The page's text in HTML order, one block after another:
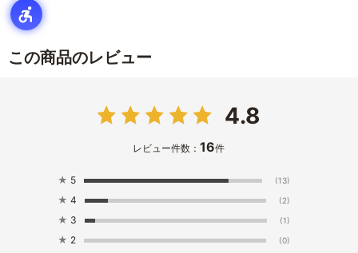
この商品のレビュー
4.8
レビュー件数：16件
★ 5 (13)
★ 4 (2)
★ 3 (1)
★ 2 (0)